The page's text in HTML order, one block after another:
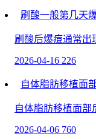
刷酸一般第几天
刷酸后爆痘通常出
2026-04-16 226
自体脂肪移植面
自体脂肪移植面部
2026-04-06 760